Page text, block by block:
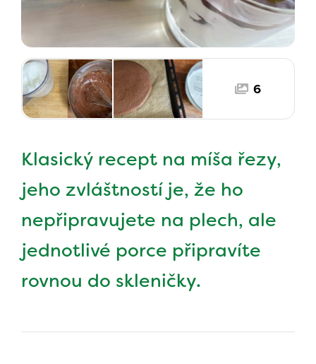
6
Klasický recept na míša řezy,
jeho zvláštností je, že ho
nepřipravujete na plech, ale
jednotlivé porce připravíte
rovnou do skleničky.